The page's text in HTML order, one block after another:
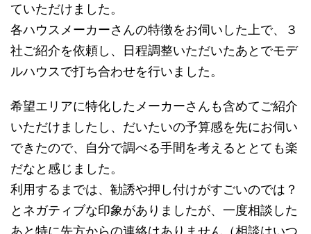
ていただけました。
各ハウスメーカーさんの特徴をお伺いした上で、３
社ご紹介を依頼し、日程調整いただいたあとでモデ
ルハウスで打ち合わせを行いました。
希望エリアに特化したメーカーさんも含めてご紹介
いただけましたし、だいたいの予算感を先にお伺い
できたので、自分で調べる手間を考えるととても楽
だなと感じました。
利用するまでは、勧誘や押し付けがすごいのでは？
とネガティブな印象がありましたが、一度相談した
あと特に先方からの連絡はありません（相談はいつ